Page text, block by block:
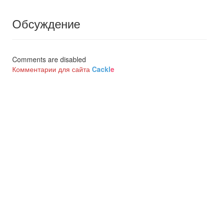
Обсуждение
Comments are disabled
Комментарии для сайта Cackle